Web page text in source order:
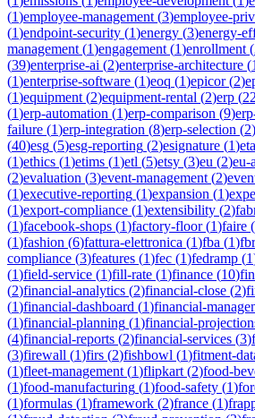
(1)employee-management (3)employee-
(1)endpoint-security (1)energy (3)energy-
management (1)engagement (1)enrollment (
(39)enterprise-ai (2)enterprise-architecture (1
(1)enterprise-software (1)eoq (1)epicor(2)
(1)equipment (2)equipment-rental (2)erp (
(1)erp-automation (1)erp-comparison (9)
failure (1)erp-integration (8)erp-selection (2)
(40)esg (5)esg-reporting (2)esignature (1)eta
(1)ethics (1)etims (1)etl (5)etsy (3)eu (2)eu-
(2)evaluation (3)event-management (2)
(1)executive-reporting (1)expansion (1)
(1)export-compliance (1)extensibility (2)
(1)facebook-shops (1)factory-floor(1)faire (
(1)fashion (6)fattura-elettronica (1)fba (1)fbr
compliance (3)features (1)fec (1)fedramp (1
(1)field-service (1)fill-rate (1)finance (10)
(2)financial-analytics (2)financial-close (2)
(1)financial-dashboard (1)financial-
(1)financial-planning (1)financial-
(4)financial-reports (2)financial-services (3)
(3)firewall (1)firs (2)fishbowl (1)fitment-
(1)fleet-management (1)flipkart (2)food-
(1)food-manufacturing (1)food-safety (1)
(1)formulas (1)framework (2)france (1)